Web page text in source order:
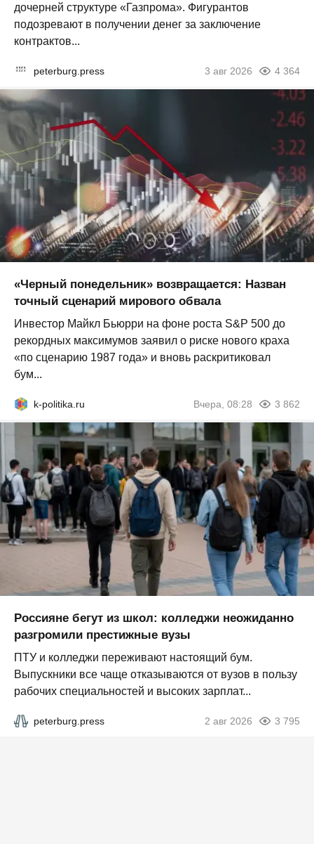
дочерней структуре «Газпрома». Фигурантов
подозревают в получении денег за заключение
контрактов...
peterburg.press 3 авг 2026 4 364
«Черный понедельник» возвращается: Назван
точный сценарий мирового обвала
Инвестор Майкл Бьюрри на фоне роста S&P 500 до
рекордных максимумов заявил о риске нового краха
«по сценарию 1987 года» и вновь раскритиковал
бум...
k-politika.ru Вчера, 08:28 3 862
Россияне бегут из школ: колледжи неожиданно
разгромили престижные вузы
ПТУ и колледжи переживают настоящий бум.
Выпускники все чаще отказываются от вузов в пользу
рабочих специальностей и высоких зарплат...
peterburg.press 2 авг 2026 3 795